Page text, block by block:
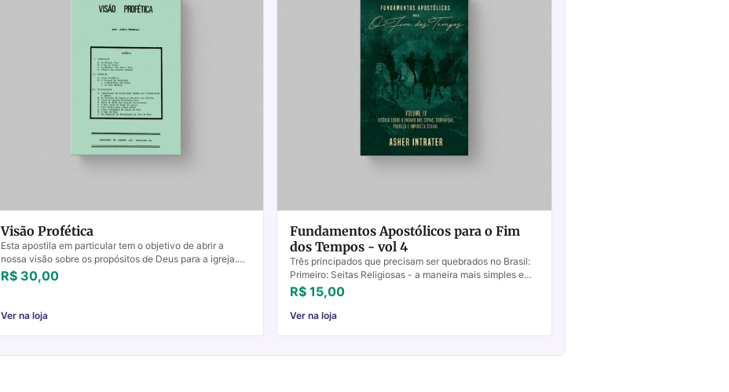
Visão Profética
Esta apostila em particular tem o objetivo de abrir a
nossa visão sobre os propósitos de Deus para a igreja.
Para entendermos a igreja precisamos saber o que...
R$ 30,00
Ver na loja
Fundamentos Apostólicos para o Fim
dos Tempos - vol 4
Três principados que precisam ser quebrados no Brasil:
Primeiro: Seitas Religiosas - a maneira mais simples e
eficaz de vencer seitas religiosas é LENDO A BÍ...
R$ 15,00
Ver na loja